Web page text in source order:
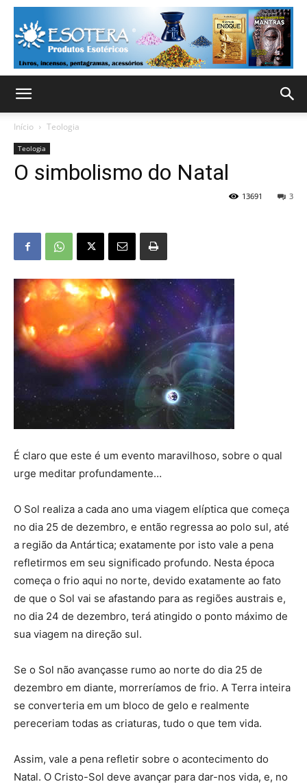
Início Teologia
Teologia
O simbolismo do Natal
3
13691
É claro que este é um evento maravilhoso, sobre o qual
urge meditar profundamente…
O Sol realiza a cada ano uma viagem elíptica que começa
no dia 25 de dezembro, e então regressa ao polo sul, até
a região da Antártica; exatamente por isto vale a pena
refletirmos em seu significado profundo. Nesta época
começa o frio aqui no norte, devido exatamente ao fato
de que o Sol vai se afastando para as regiões austrais e,
no dia 24 de dezembro, terá atingido o ponto máximo de
sua viagem na direção sul.
Se o Sol não avançasse rumo ao norte do dia 25 de
dezembro em diante, morreríamos de frio. A Terra inteira
se converteria em um bloco de gelo e realmente
pereceriam todas as criaturas, tudo o que tem vida.
Assim, vale a pena refletir sobre o acontecimento do
Natal. O Cristo-Sol deve avançar para dar-nos vida, e, no